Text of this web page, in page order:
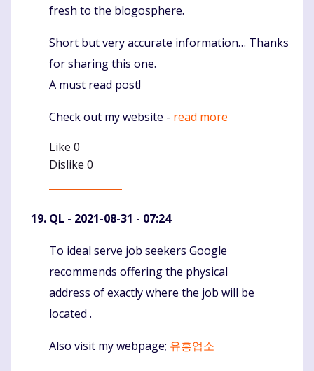
fresh to the blogosphere.
Short but very accurate information… Thanks
for sharing this one.
A must read post!
Check out my website - read more
Like 0
Dislike 0
QL - 2021-08-31 - 07:24
Komentaras
To ideal serve job seekers Google
recommends offering the physical
address of exactly where the job will be
located .
Also visit my webpage; 유흥업소